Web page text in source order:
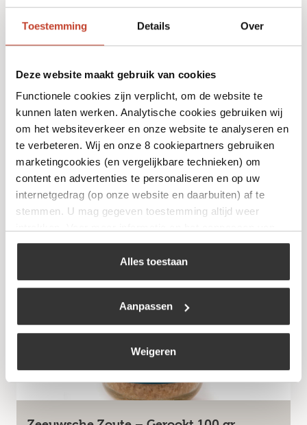
Toestemming Details Over
Deze website maakt gebruik van cookies
Functionele cookies zijn verplicht, om de website te
kunnen laten werken. Analytische cookies gebruiken wij
om het websiteverkeer en onze website te analyseren en
te verbeteren. Wij en onze 8 cookiepartners gebruiken
marketingcookies (en vergelijkbare technieken) om
content en advertenties te personaliseren en op uw
internetgedrag (op onze website en daarbuiten) af te
stemmen. U mag gegeven toestemming altijd weer
uw keuze op onze website verwijzen wij u naar ons
Alles toestaan
Aanpassen
Weigeren
NOSKOS Original BBQ Sauce
€9,50
Bekijk